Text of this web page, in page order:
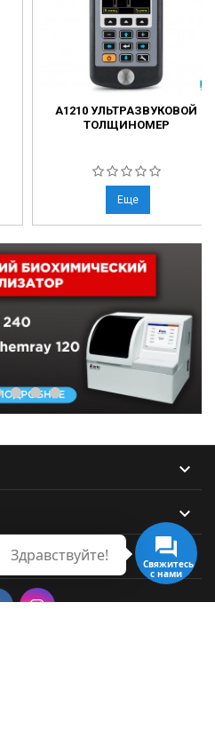
А1210 УЛЬТРАЗВУКОВОЙ
ТОЛЩИНОМЕР
Еще



Свяжитесь
с нами
Здравствуйте!